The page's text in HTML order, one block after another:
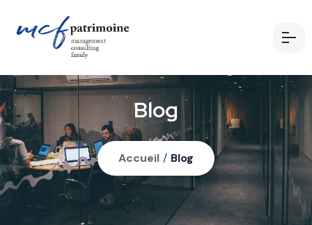
Blog
Accueil / Blog